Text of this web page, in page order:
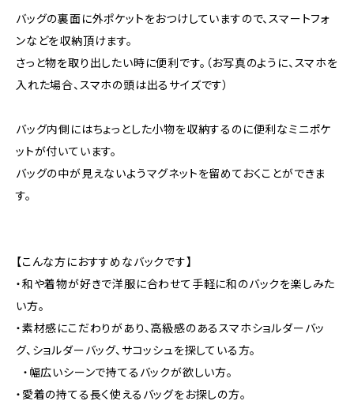
バッグの裏面に外ポケットをおつけしていますので、スマートフォ
ンなどを収納頂けます。
さっと物を取り出したい時に便利です。（お写真のように、スマホを
入れた場合、スマホの頭は出るサイズです）
バッグ内側にはちょっとした小物を収納するのに便利なミニポケ
ットが付いています。
バッグの中が見えないようマグネットを留めておくことができま
す。
【こんな方におすすめなバックです】
・和や着物が好きで洋服に合わせて手軽に和のバックを楽しみた
い方。
・素材感にこだわりがあり、高級感のあるスマホショルダーバッ
グ、ショルダーバッグ、サコッシュを探している方。
・幅広いシーンで持てるバックが欲しい方。
・愛着の持てる長く使えるバッグをお探しの方。